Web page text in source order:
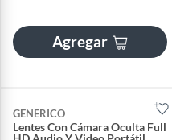
Agregar
GENERICO
Lentes Con Cámara Oculta Full